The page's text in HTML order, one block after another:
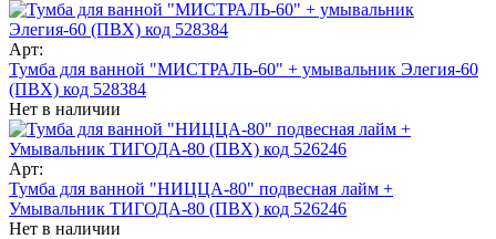
Арт:
Тумба для ванной "МИСТРАЛЬ-60" + умывальник Элегия-60
(ПВХ) код 528384
Нет в наличии
Арт:
Тумба для ванной "НИЦЦА-80" подвесная лайм +
Умывальник ТИГОДА-80 (ПВХ) код 526246
Нет в наличии